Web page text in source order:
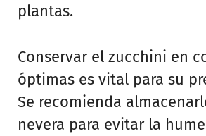
plantas.
Conservar el zucchini en
óptimas es vital para su
Se recomienda
nevera para evitar la